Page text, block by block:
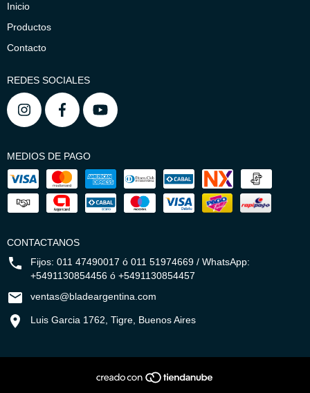
Inicio
Productos
Contacto
REDES SOCIALES
MEDIOS DE PAGO
CONTACTANOS
Fijos: 011 47490017 ó 011 51974669 / WhatsApp:
+5491130854456 ó +5491130854457
ventas@bladeargentina.com
Luis Garcia 1762, Tigre, Buenos Aires